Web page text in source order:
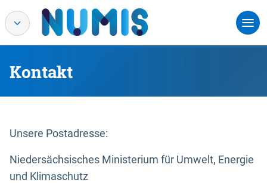
Kontakt
Unsere Postadresse:
Niedersächsisches Ministerium für Umwelt, Energie
und Klimaschutz